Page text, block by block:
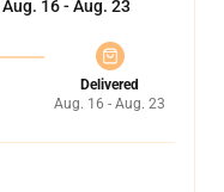
Aug. 16 - Aug. 23
Delivered
Aug. 16 - Aug. 23